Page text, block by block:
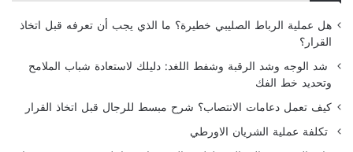
هل عملية الرباط الصليبي خطيرة؟ ما الذي يجب أن تعرفه قبل اتخاذ
القرار؟
شد الوجه وشد الرقبة وشفط اللغد: دليلك لاستعادة شباب الملامح
وتحديد خط الفك
كيف تعمل دعامات الانتصاب؟ شرح مبسط للرجال قبل اتخاذ القرار
تكلفة عملية الشريان الاورطي